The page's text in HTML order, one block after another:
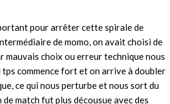
pour arrêter cette spirale de
de momo, on avait choisi de
choix ou erreur technique nous
tps commence fort et on arrive à doubler
ce qui nous perturbe et nous sort du
match fut plus décousue avec des